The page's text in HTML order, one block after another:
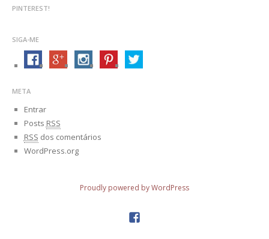
PINTEREST!
SIGA-ME
META
Entrar
Posts RSS
RSS dos comentários
WordPress.org
Proudly powered by WordPress